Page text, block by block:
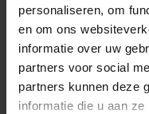
personaliseren, om
en om ons
informatie over uw
partners voor social
partners kunnen deze
informatie die u aan